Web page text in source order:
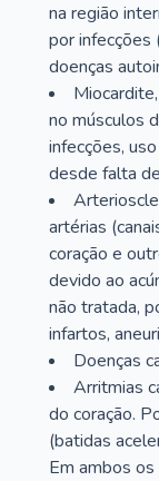
na região
por infecções
doenças
no músculos
infecções,
desde falta
artérias
coração e
devido ao
não tratada,
infartos,
Doenças
Arritmias
do coração.
(batidas
Em ambos